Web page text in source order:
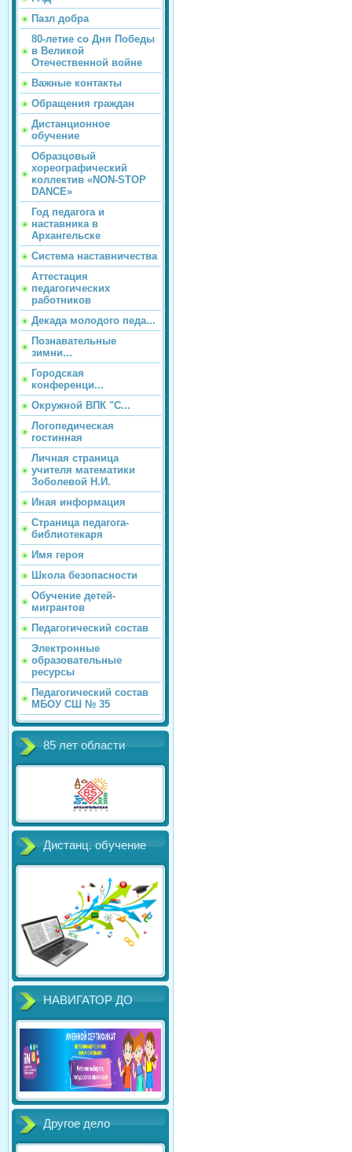
Пазл добра
80-летие со Дня Победы
в Великой
Отечественной войне
Важные контакты
Обращения граждан
Дистанционное
обучение
Образцовый
хореографический
коллектив «NON-STOP
DANCE»
Год педагога и
наставника в
Архангельске
Система наставничества
Аттестация
педагогических
работников
Декада молодого педа...
Познавательные
зимни...
Городская
конференци...
Окружной ВПК "С...
Логопедическая
гостинная
Личная страница
учителя математики
Зоболевой Н.И.
Иная информация
Страница педагога-
библиотекаря
Имя героя
Школа безопасности
Обучение детей-
мигрантов
Педагогический состав
Электронные
образовательные
ресурсы
Педагогический состав
МБОУ СШ № 35
85 лет области
Дистанц. обучение
НАВИГАТОР ДО
Другое дело